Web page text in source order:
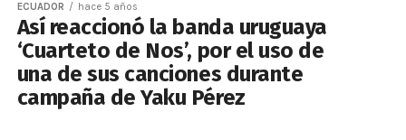
ECUADOR hace 5 años
Así reaccionó la banda uruguaya
‘Cuarteto de Nos’, por el uso de
una de sus canciones durante
campaña de Yaku Pérez